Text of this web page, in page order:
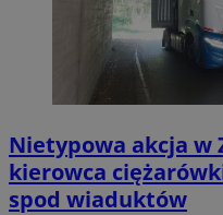
Nietypowa akcja w
kierowca
spod wiaduktów